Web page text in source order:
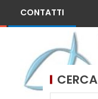
CONTATTI
CERCA